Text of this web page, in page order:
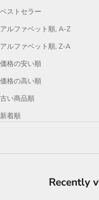
ベストセラー
アルファベット順, A-Z
アルファベット順, Z-A
価格の安い順
価格の高い順
古い商品順
新着順
Recently